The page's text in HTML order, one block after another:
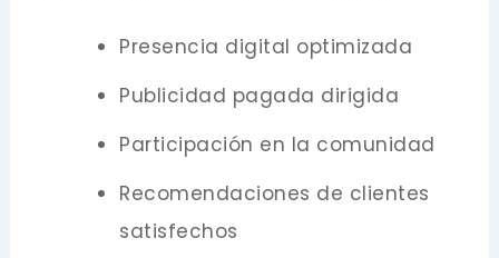
Presencia digital optimizada
Publicidad pagada dirigida
Participación en la comunidad
Recomendaciones de clientes
satisfechos